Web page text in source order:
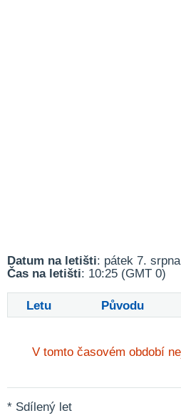
Datum na letišti: pátek 7.
Čas na letišti: 10:25 (GMT 0)
Letu Původu
V tomto časovém období
* Sdílený let